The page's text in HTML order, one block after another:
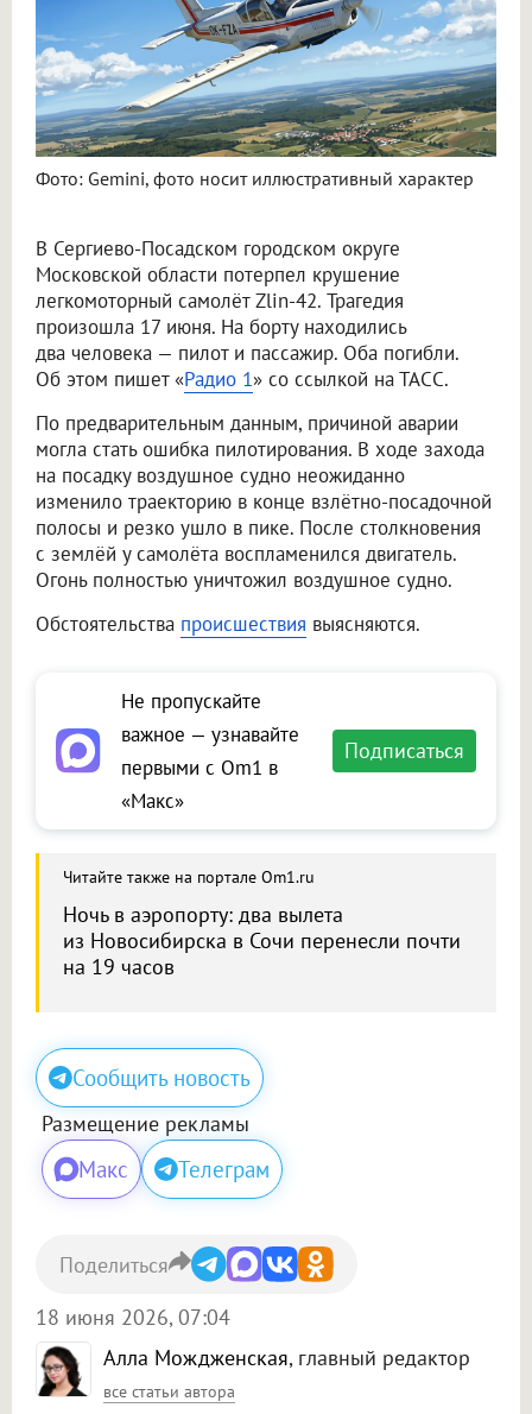
Фото: Gemini, фото носит иллюстративный характер
В Сергиево-Посадском городском округе
Московской области потерпел крушение
легкомоторный самолёт Zlin-42. Трагедия
произошла 17 июня. На борту находились
два человека — пилот и пассажир. Оба погибли.
Об этом пишет «Радио 1» со ссылкой на ТАСС.
По предварительным данным, причиной аварии
могла стать ошибка пилотирования. В ходе захода
на посадку воздушное судно неожиданно
изменило траекторию в конце взлётно-посадочной
полосы и резко ушло в пике. После столкновения
с землёй у самолёта воспламенился двигатель.
Огонь полностью уничтожил воздушное судно.
Обстоятельства происшествия выясняются.
Не пропускайте
важное — узнавайте
первыми с Om1 в
«Макс»
Подписаться
Читайте также на портале Om1.ru
Ночь в аэропорту: два вылета
из Новосибирска в Сочи перенесли почти
на 19 часов
Сообщить новость
Размещение рекламы
Макс Телеграм
Алла Мождженская, главный редактор
все статьи автора
18 июня 2026, 07:04
Поделиться